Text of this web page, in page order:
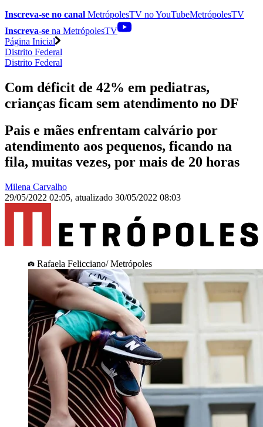
Inscreva-se no canal MetrópolesTV noYouTubeMetrópolesTV
Inscreva-se na MetrópolesTV
Página Inicial
Distrito Federal
Distrito Federal
Com déficit de 42% em pediatras,
crianças ficam sem atendimento no DF
Pais e mães enfrentam calvário por
atendimento aos pequenos, ficando na
fila, muitas vezes, por mais de 20 horas
Milena Carvalho
29/05/2022 02:05, atualizado 30/05/2022 08:03
Rafaela Felicciano/ Metrópoles